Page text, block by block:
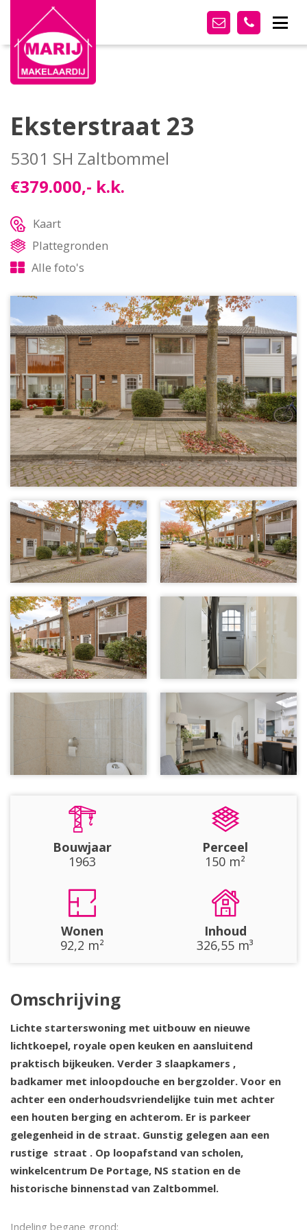
Eksterstraat 23
5301 SH Zaltbommel
€379.000,- k.k.
Kaart
Plattegronden
Alle foto's
Bouwjaar
1963
Perceel
150 m²
Wonen
92,2 m²
Inhoud
326,55 m³
Omschrijving
Lichte starterswoning met uitbouw en nieuwe
lichtkoepel, royale open keuken en aansluitend
praktisch bijkeuken. Verder 3 slaapkamers ,
badkamer met inloopdouche en bergzolder. Voor en
achter een onderhoudsvriendelijke tuin met achter
een houten berging en achterom. Er is parkeer
gelegenheid in de straat. Gunstig gelegen aan een
rustige straat . Op loopafstand van scholen,
winkelcentrum De Portage, NS station en de
historische binnenstad van Zaltbommel.
Indeling begane grond: